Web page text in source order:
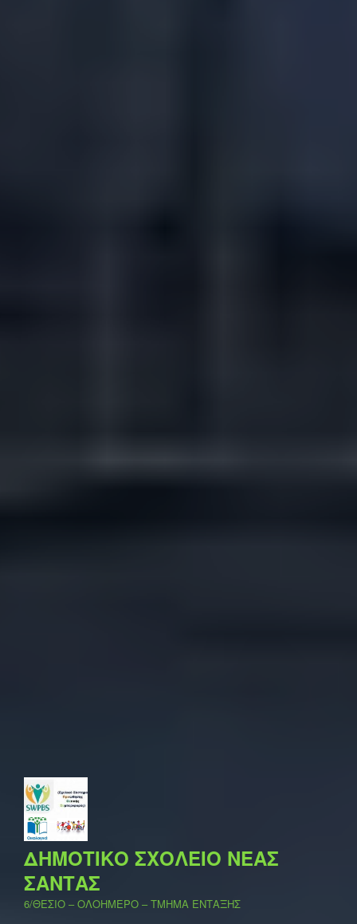
ΔΗΜΟΤΙΚΟ ΣΧΟΛΕΙΟ ΝΕΑΣ
ΣΑΝΤΑΣ
6/ΘΕΣΙΟ – ΟΛΟΗΜΕΡΟ – ΤΜΗΜΑ ΕΝΤΑΞΗΣ